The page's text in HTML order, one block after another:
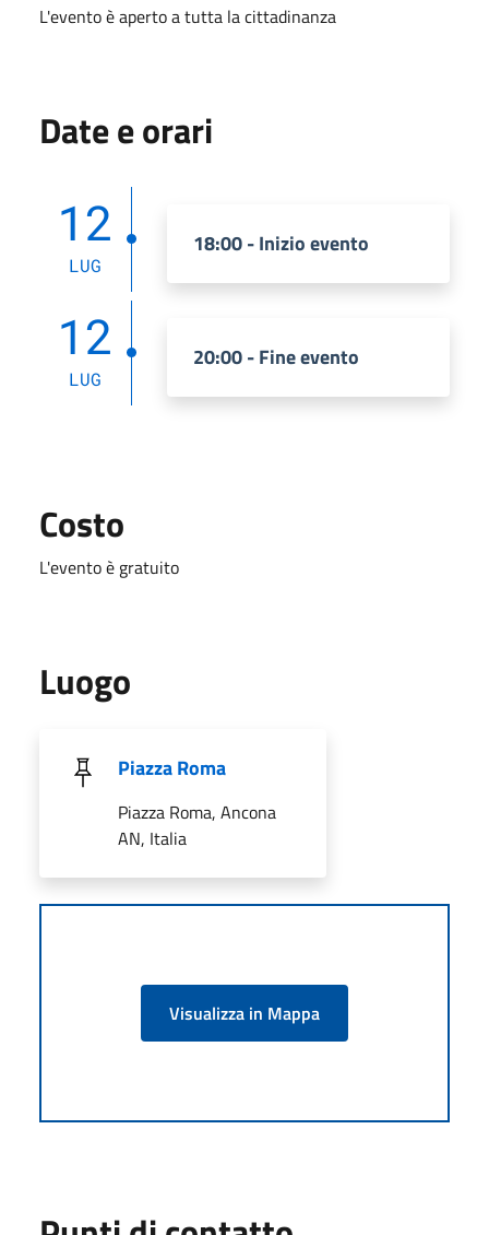
L'evento è aperto a tutta la cittadinanza
Date e orari
12
LUG
18:00 - Inizio evento
12
LUG
20:00 - Fine evento
Costo
L'evento è gratuito
Luogo
Piazza Roma
Piazza Roma, Ancona
AN, Italia
Visualizza in Mappa